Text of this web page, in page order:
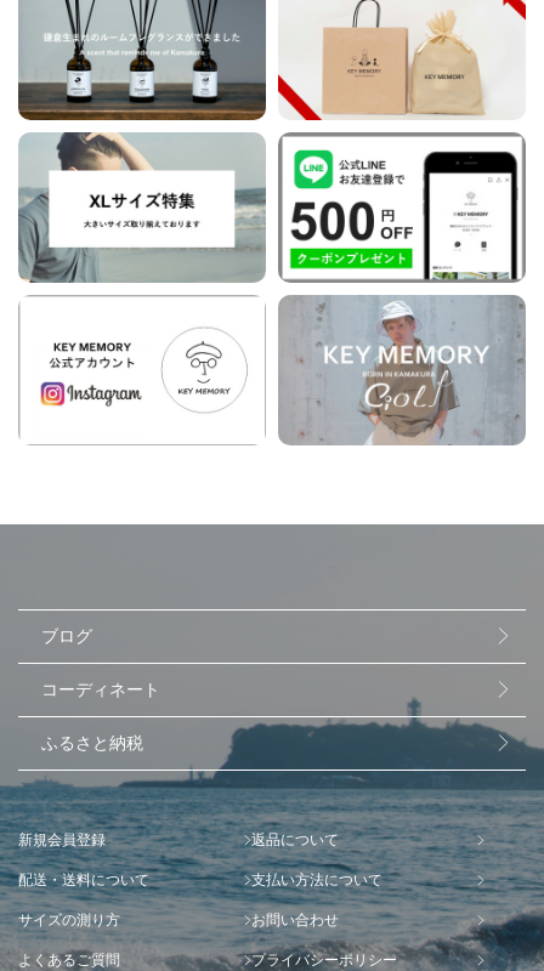
ブログ
コーディネート
ふるさと納税
新規会員登録 返品について
配送・送料について 支払い方法について
サイズの測り方 お問い合わせ
よくあるご質問 プライバシーポリシー